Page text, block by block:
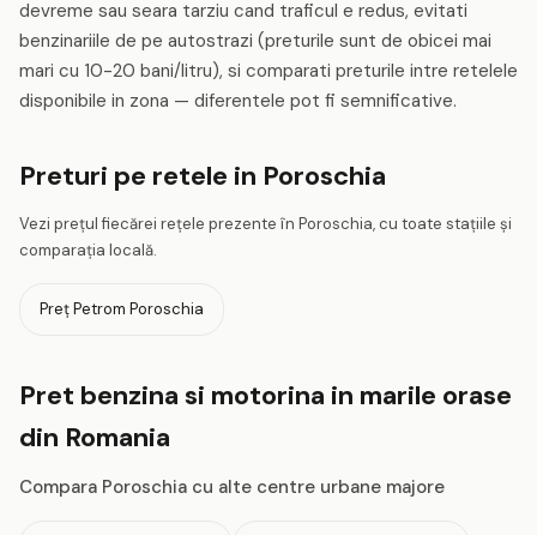
devreme sau seara tarziu cand traficul e redus, evitati
benzinariile de pe autostrazi (preturile sunt de obicei mai
mari cu 10-20 bani/litru), si comparati preturile intre retelele
disponibile in zona — diferentele pot fi semnificative.
Preturi pe retele in Poroschia
Vezi prețul fiecărei rețele prezente în Poroschia, cu toate stațiile și
comparația locală.
Preț Petrom Poroschia
Pret benzina si motorina in marile orase
din Romania
Compara Poroschia cu alte centre urbane majore